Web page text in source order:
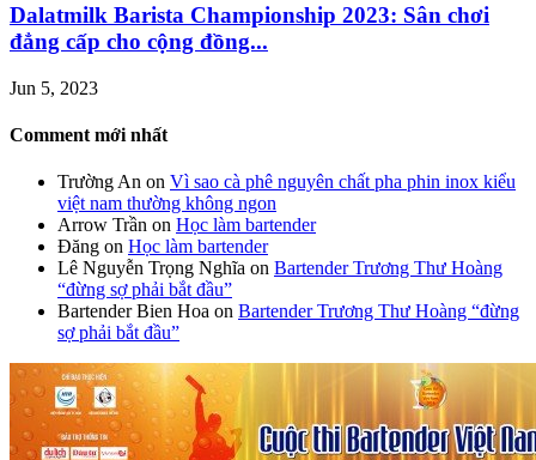
Dalatmilk Barista Championship 2023: Sân chơi
đẳng cấp cho cộng đồng...
Jun 5, 2023
Comment mới nhất
Trường An on Vì sao cà phê nguyên chất pha phin inox kiểu
việt nam thường không ngon
Arrow Trần on Học làm bartender
Đăng on Học làm bartender
Lê Nguyễn Trọng Nghĩa on Bartender Trương Thư Hoàng
“đừng sợ phải bắt đầu”
Bartender Bien Hoa on Bartender Trương Thư Hoàng “đừng
sợ phải bắt đầu”